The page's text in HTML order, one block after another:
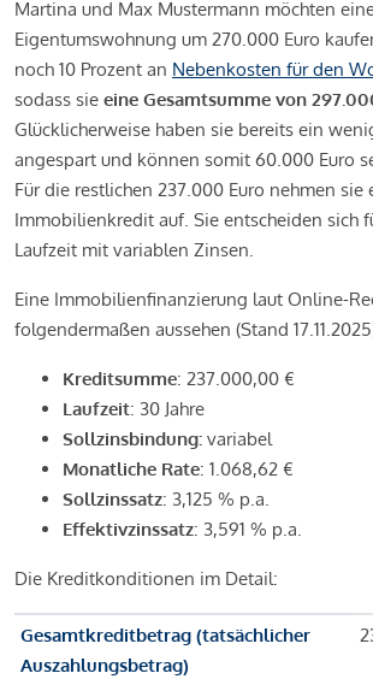
Martina und Max Mustermann möchten
Eigentumswohnung um 270.000 Euro
noch 10 Prozent an Nebenkosten für den
sodass sie eine Gesamtsumme von
Glücklicherweise haben sie bereits ein
angespart und können somit 60.000 Euro
Für die restlichen 237.000 Euro nehmen sie
Immobilienkredit auf. Sie entscheiden sich
Laufzeit mit variablen Zinsen.
Eine Immobilienfinanzierung laut Online-
folgendermaßen aussehen (Stand
Kreditsumme: 237.000,00 €
Laufzeit: 30 Jahre
Sollzinsbindung: variabel
Monatliche Rate: 1.068,62 €
Sollzinssatz: 3,125 % p.a.
Effektivzinssatz: 3,591 % p.a.
Die Kreditkonditionen im Detail:
Gesamtkreditbetrag (tatsächlicher
Auszahlungsbetrag)